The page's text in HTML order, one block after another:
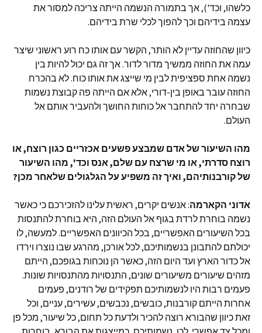
כלשהו, וכד'), אך בתמורה הנשמה הייתה צריכה למסור את
עצמה בידיהם וכך להפוך לכלי שרת בידיהם.
כיוון שהחוזה עדיין לא הותר, הקשר עם אותו כח רוע ראשוני שיצר
עמה את החוזה ממשיך מדור לדור. אך זה גם יכול להיות בין
נשמה אחת ספציפית לבין מי שייצג את אותו כוח. לא בהכרח
החוזה עובר באופן בין-דורי, אלא אם הייתה פה קבוצת נשמות
שבחרה יחד להתחבר אל כוחות החושך ולהעביר אותם אל
העולם.
מהו השיעור של אדם שמבצע פשעים אכזריים כגון רוצח, או
רוצח סדרתי, או מי שרצח עם שלם, אנס וכד', מהו השיעור
של קורבנותיהם, ואיך זה משפיע על הגלגולים שלאחר מכן?
אדוני הקארמה: אנשים יקרים, ראשית עלינו להזכירכם כי כאשר
נשמה בוחרת לרדת בגוף אל העולם הזה, היא בוחרת להתנסות
בכל השיעורים האפשריים, בכל הכיוונים האפשריים. למעשה, לו
יכולתם להתבונן בנשמותיכם, לכל אורכן, מהרגע שבו נוצרו וירדו
אל כדור הארץ ועד היום הזה, כאשר הן נוכחות בגופכם, הייתם
מזהים שיעורים משיעורים שונים, התנסויות מהתנסויות שונות.
פעמים רבות היו לנשמותיכם תפקידים של רודנים, פעמים
אחרות הייתם קורבנות, כובשים, נכבשים, עשירים, עניים, וכל
זאת כיוון שהבורא רוצה להכיר ולדעת כל תחום, כל שיעור, מכל פן